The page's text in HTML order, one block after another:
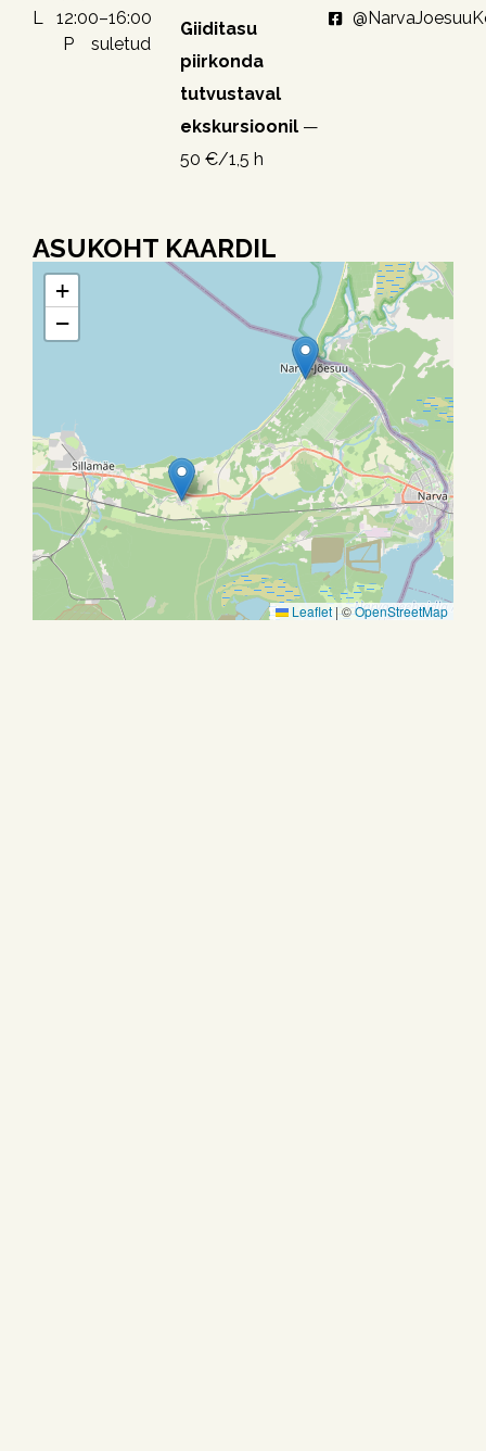
L 12:00–16:00
P suletud
Giiditasu
piirkonda
tutvustaval
ekskursioonil —
50 €/1,5 h
ASUKOHT KAARDIL
+
−
Leaflet|©OpenStreetMap